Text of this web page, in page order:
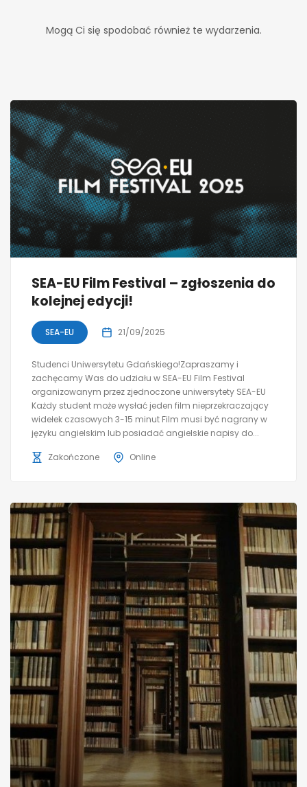
Mogą Ci się spodobać również te wydarzenia.
SEA-EU Film Festival – zgłoszenia do
kolejnej edycji!
SEA-EU 21/09/2025
Studenci Uniwersytetu Gdańskiego!Zapraszamy i
zachęcamy Was do udziału w SEA-EU Film Festival
organizowanym przez zjednoczone uniwersytety SEA-EU
Każdy student może wysłać jeden film nieprzekraczający
widełek czasowych 3-15 minut Film musi być nagrany w
języku angielskim lub posiadać angielskie napisy do...
Zakończone Online